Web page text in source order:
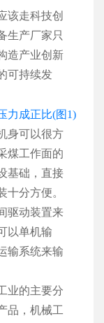
走科技创
生产厂家只
造产业创新
可持续发
可以很方
煤工作面的
基础，直接
十分方便。
驱动装置来
以单机输
输系统来输
的主要分
品，机械工